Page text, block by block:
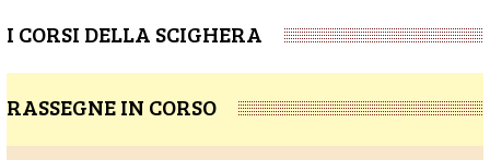
I CORSI DELLA SCIGHERA
RASSEGNE IN CORSO